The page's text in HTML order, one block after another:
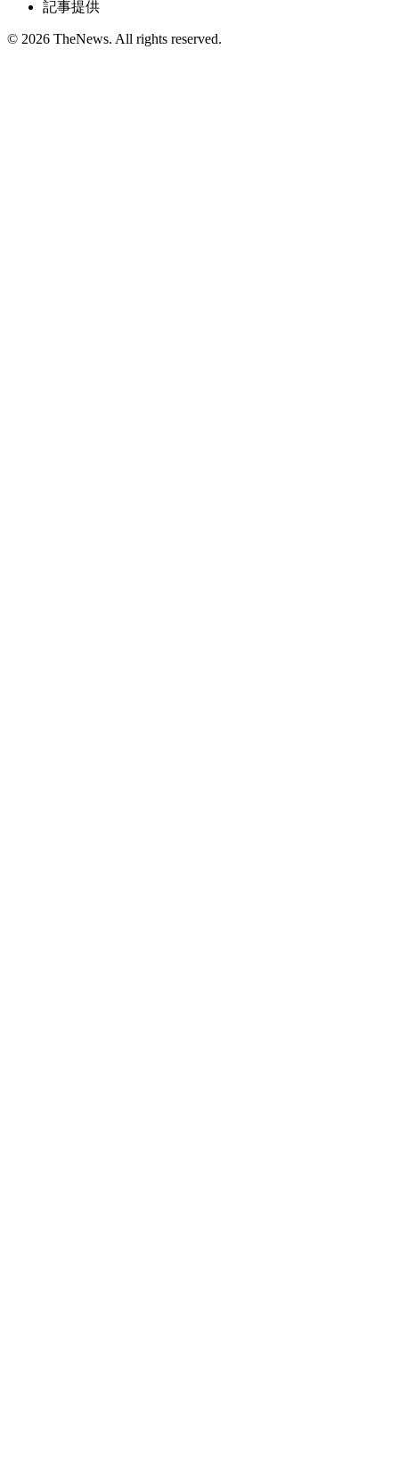
記事提供
© 2026 TheNews. All rights reserved.